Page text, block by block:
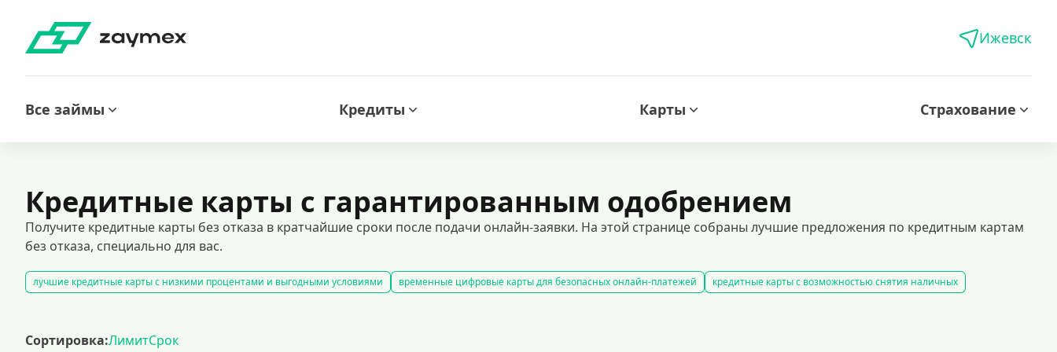
Ижевск
Все займы Кредиты Карты Страхование
Кредитные карты с гарантированным одобрением
Получите кредитные карты без отказа в кратчайшие сроки после подачи онлайн-заявки. На этой странице собраны лучшие предложения по кредитным картам
без отказа, специально для вас.
лучшие кредитные карты с низкими процентами и выгодными условиями временные цифровые карты для безопасных онлайн-платежей
кредитные карты с возможностью снятия наличных
кредитные карты с льготным периодом
Сортировка:ЛимитСрок